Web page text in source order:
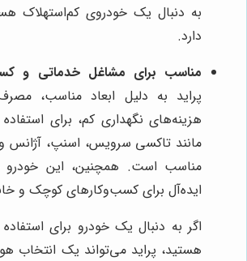
به دنبال یک خودروی کم‌استهلاک
دارد.
مناسب برای مشاغل خدماتی و
پراید به دلیل ابعاد مناسب،
هزینه‌های نگهداری کم، برای
مانند تاکسی سرویس، اسنپ، آژانس
مناسب است. همچنین، این خودرو
ایده‌آل برای کسب‌وکارهای کوچک و
اگر به دنبال یک خودرو برای
هستید، پراید می‌تواند یک انتخاب